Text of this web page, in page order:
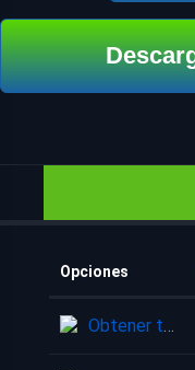
Opciones
Obtener torrent